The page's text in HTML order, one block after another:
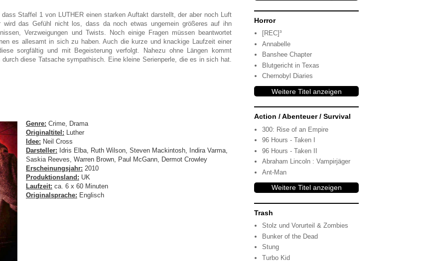
Staffel 1 von LUTHER einen starken Auftakt darstellt, der aber noch Luft
wird das Gefühl nicht los, dass da noch etwas ungemein größeres auf ihn
Verzweigungen und Twists. Noch einige Fragen müssen beantwortet
es allesamt in sich zu haben. Auch die kurze und knackige Laufzeit einer
sorgfältig und mit Begeisterung verfolgt. Nahezu ohne Längen kommt
diese Tatsache sympathisch. Eine kleine Serienperle, die es in sich hat.
Genre: Crime, Drama
Originaltitel: Luther
Idee: Neil Cross
Darsteller: Idris Elba, Ruth Wilson, Steven Mackintosh, Indira Varma,
Saskia Reeves, Warren Brown, Paul McGann, Dermot Crowley
Erscheinungsjahr: 2010
Produktionsland: UK
Laufzeit: ca. 6 x 60 Minuten
Originalsprache: Englisch
Horror
[REC]³
Annabelle
Banshee Chapter
Blutgericht in Texas
Chernobyl Diaries
Weitere Titel anzeigen
Action / Abenteuer / Survival
300: Rise of an Empire
96 Hours - Taken I
96 Hours - Taken II
Abraham Lincoln : Vampirjäger
Ant-Man
Weitere Titel anzeigen
Trash
Stolz und Vorurteil & Zombies
Bunker of the Dead
Stung
Turbo Kid